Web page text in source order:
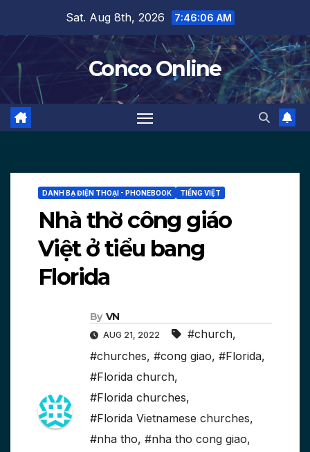
content
Sat. Aug 8th, 2026 7:46:07 AM
Conco Online
DANH BẠ ĐIỆN THOẠI - PHONEBOOK TIẾNG VIỆT
Nhà thờ công giáo
Việt ở tiểu bang
Florida
By VN
AUG 21, 2022 #church,
#churches, #cong giao, #Florida,
#Florida church,
#Florida churches,
#Florida Vietnamese churches,
#nha tho, #nha tho cong giao,